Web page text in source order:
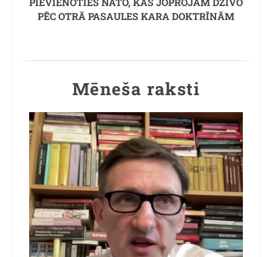
PĒC OTRĀ PASAULES KARA DOKTRĪNĀM
Mēneša raksti